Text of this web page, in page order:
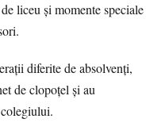
liceu și momente speciale
diferite de absolvenți,
de clopoțel și au